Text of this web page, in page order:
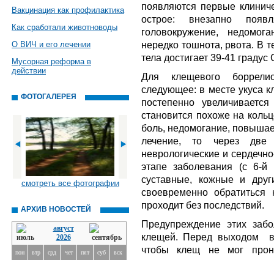
Вакцинация как профилактика
Как сработали животноводы
О ВИЧ и его лечении
Мусорная реформа в
действии
ФОТОГАЛЕРЕЯ
смотреть все фотографии
АРХИВ НОВОСТЕЙ
август
2026
пон втр срд чет пят суб вск
появляются первые
острое: внезапно
головокружение,
нередко тошнота, рвота. В
тела достигает 39-41 градус
Для клещевого
следующее: в месте укуса
постепенно
становится похоже на
боль, недомогание,
лечение, то через две
неврологические и
этапе заболевания (с 6-й
суставные, кожные и
своевременно
проходит без последствий.
Предупреждение этих
клещей. Перед выходом в
чтобы клещ не мог